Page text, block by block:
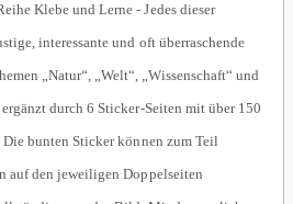
Klebe und Lerne - Jedes dieser
interessante und oft überraschende
„Natur“, „Welt“, „Wissenschaft“ und
ergänzt durch 6 Sticker-Seiten mit über 150
bunten Sticker können zum Teil
auf den jeweiligen Doppelseiten